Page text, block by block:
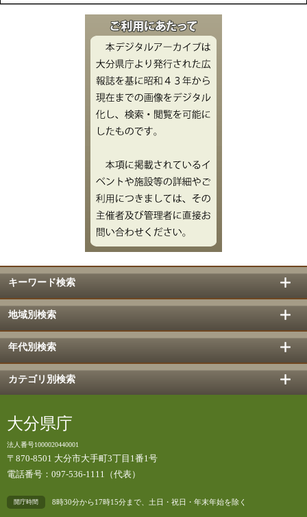
キーワード検索
地域別検索
年代別検索
カテゴリ別検索
大分県庁
法人番号1000020440001
〒870-8501 大分市大手町3丁目1番1号
電話番号：097-536-1111（代表）
開庁時間 8時30分から17時15分まで、土日・祝日・年末年始を除く